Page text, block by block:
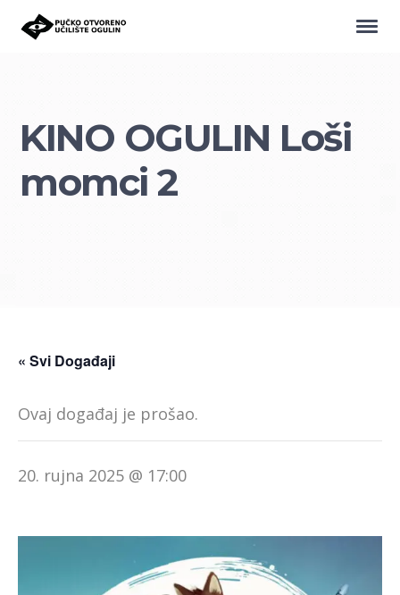
KINO OGULIN Loši
momci 2
« Svi Događaji
Ovaj događaj je prošao.
20. rujna 2025 @ 17:00